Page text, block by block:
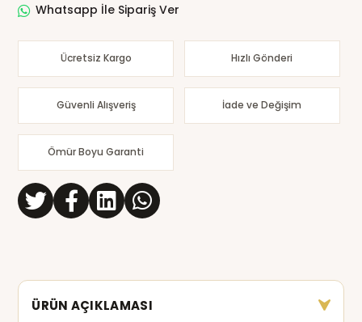
Whatsapp İle Sipariş Ver
Ücretsiz Kargo Hızlı Gönderi
Güvenli Alışveriş İade ve Değişim
Ömür Boyu Garanti
ÜRÜN AÇIKLAMASI